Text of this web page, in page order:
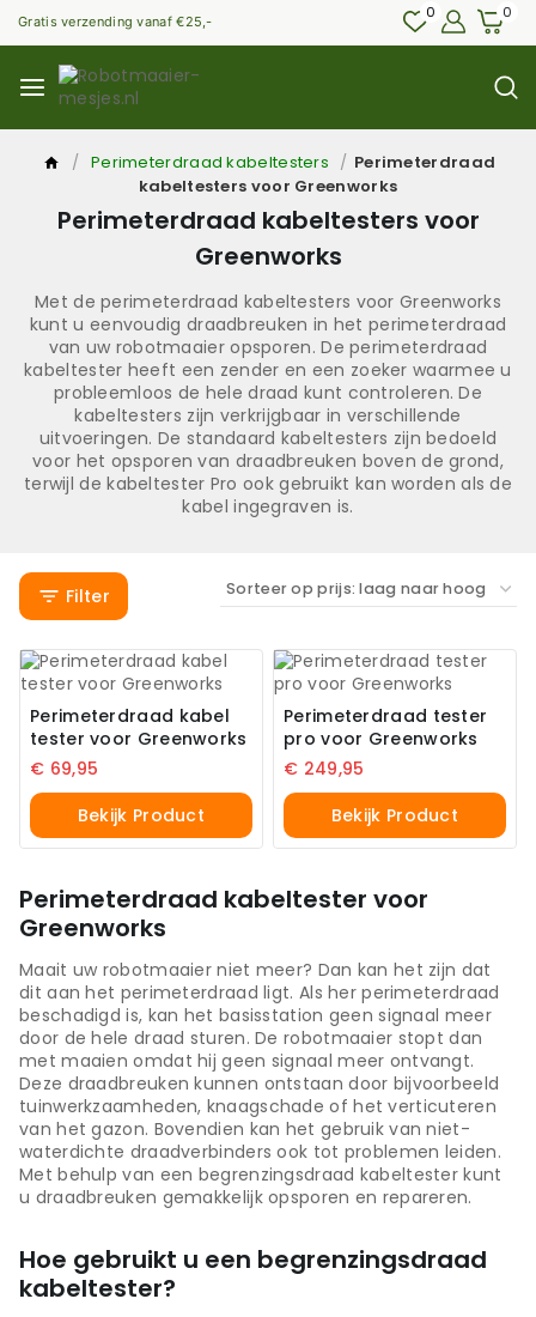
Gratis verzending vanaf €25,- 0 0
/ Perimeterdraad kabeltesters / Perimeterdraad
kabeltesters voor Greenworks
Perimeterdraad kabeltesters voor
Greenworks
Met de perimeterdraad kabeltesters voor Greenworks
kunt u eenvoudig draadbreuken in het perimeterdraad
van uw robotmaaier opsporen. De perimeterdraad
kabeltester heeft een zender en een zoeker waarmee u
probleemloos de hele draad kunt controleren. De
kabeltesters zijn verkrijgbaar in verschillende
uitvoeringen. De standaard kabeltesters zijn bedoeld
voor het opsporen van draadbreuken boven de grond,
terwijl de kabeltester Pro ook gebruikt kan worden als de
kabel ingegraven is.
Filter
Perimeterdraad kabel
tester voor Greenworks
€ 69,95
Bekijk Product
Perimeterdraad tester
pro voor Greenworks
€ 249,95
Bekijk Product
Perimeterdraad kabeltester voor
Greenworks
Maait uw robotmaaier niet meer? Dan kan het zijn dat
dit aan het perimeterdraad ligt. Als her perimeterdraad
beschadigd is, kan het basisstation geen signaal meer
door de hele draad sturen. De robotmaaier stopt dan
met maaien omdat hij geen signaal meer ontvangt.
Deze draadbreuken kunnen ontstaan door bijvoorbeeld
tuinwerkzaamheden, knaagschade of het verticuteren
van het gazon. Bovendien kan het gebruik van niet-
waterdichte draadverbinders ook tot problemen leiden.
Met behulp van een begrenzingsdraad kabeltester kunt
u draadbreuken gemakkelijk opsporen en repareren.
Hoe gebruikt u een begrenzingsdraad
kabeltester?